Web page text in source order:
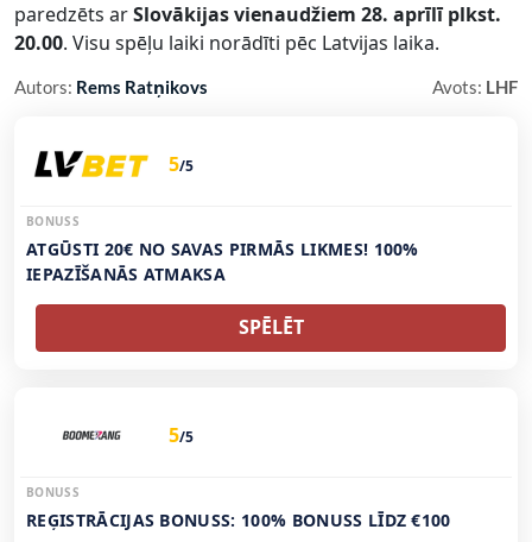
paredzēts arSlovākijas vienaudžiem 28. aprīlī plkst.
20.00. Visu spēļu laiki norādīti pēc Latvijas laika.
Autors: Rems Ratņikovs Avots: LHF
5/5
BONUSS
ATGŪSTI 20€ NO SAVAS PIRMĀS LIKMES! 100%
IEPAZĪŠANĀS ATMAKSA
SPĒLĒT
5/5
BONUSS
REĢISTRĀCIJAS BONUSS: 100% BONUSS LĪDZ €100